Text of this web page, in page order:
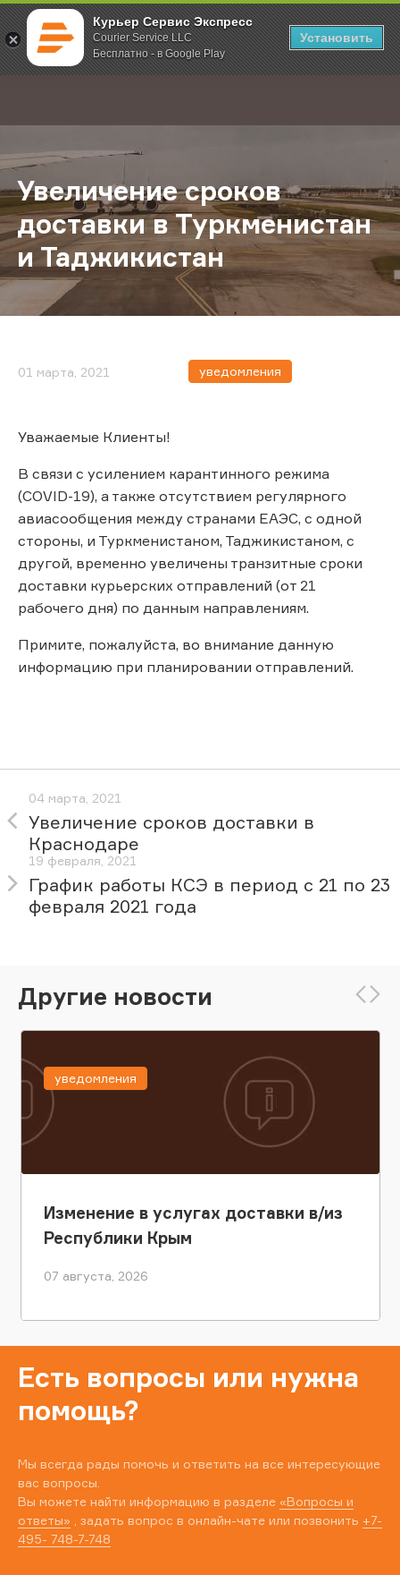
Курьер Сервис Экспресс
Courier Service LLC
Бесплатно - в Google Play
Установить
; Главная О компании Новости Увеличение сроков доставки в
Увеличение сроков
доставки в Туркменистан
и Таджикистан
01 марта, 2021 уведомления
Уважаемые Клиенты!
В связи с усилением карантинного режима
(COVID-19), а также отсутствием регулярного
авиасообщения между странами ЕАЭС, с одной
стороны, и Туркменистаном, Таджикистаном, с
другой, временно увеличены транзитные сроки
доставки курьерских отправлений (от 21
рабочего дня) по данным направлениям.
Примите, пожалуйста, во внимание данную
информацию при планировании отправлений.
04 марта, 2021
Увеличение сроков доставки в
Краснодаре
19 февраля, 2021
График работы КСЭ в период с 21 по 23
февраля 2021 года
Другие новости
Изменение в услугах доставки в/из
Республики Крым
07 августа, 2026
уведомления
Есть вопросы или нужна
помощь?
Мы всегда рады помочь и ответить на все интересующие
вас вопросы.
Вы можете найти информацию в разделе «Вопросы и
ответы» , задать вопрос в онлайн-чате или позвонить +7-
495- 748-7-748